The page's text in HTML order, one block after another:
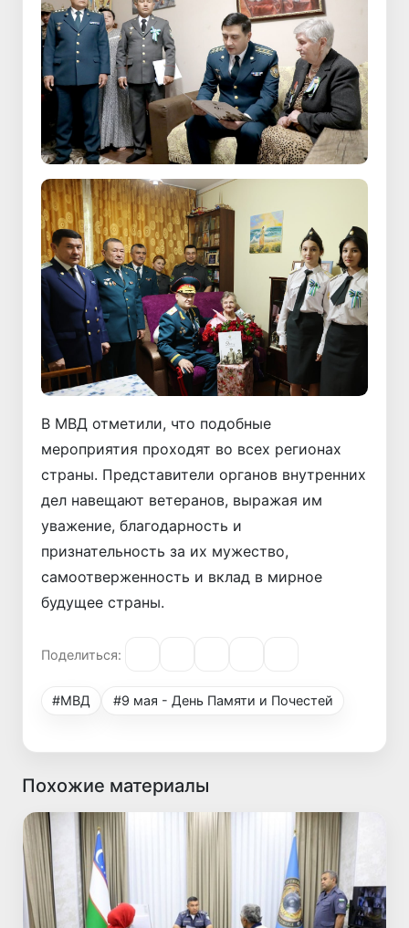
В МВД отметили, что подобные
мероприятия проходят во всех регионах
страны. Представители органов внутренних
дел навещают ветеранов, выражая им
уважение, благодарность и
признательность за их мужество,
самоотверженность и вклад в мирное
будущее страны.
Поделиться:
#МВД #9 мая - День Памяти и Почестей
Похожие материалы